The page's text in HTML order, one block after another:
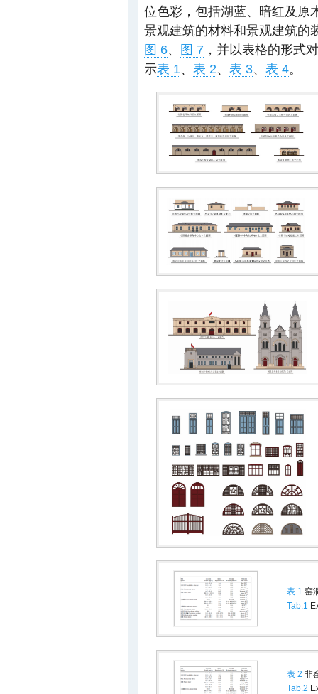
位色彩，包括湖蓝、暗红及原
景观建筑的材料和景观建筑的
图 6、 图 7 ，并以表格的形式
示表 1、 表 2、 表 3、 表 4。
表 1 窑
Tab.1
表 2 非
Tab.2